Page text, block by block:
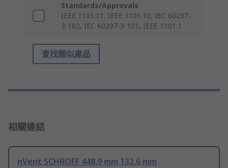
Standards/Approvals
IEEE 1101.11, IEEE 1101.10, IEC 60297-
3-102, IEC 60297-3-101, IEEE 1101.1
查找類似產品
相關連結
nVent SCHROFF 448.9 mm 132.6 mm